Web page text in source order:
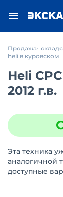
Продажа
heli в куровском
Heli
2012 г.в.
Эта техника
аналогичной
доступные